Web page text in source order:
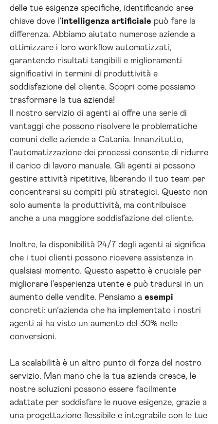
delle tue esigenze specifiche, identificando aree
chiave dove l’intelligenza artificiale può fare la
differenza. Abbiamo aiutato numerose aziende a
ottimizzare i loro workflow automatizzati,
garantendo risultati tangibili e miglioramenti
significativi in termini di produttività e
soddisfazione del cliente. Scopri come possiamo
trasformare la tua azienda!
Il nostro servizio di agenti ai offre una serie di
vantaggi che possono risolvere le problematiche
comuni delle aziende a Catania. Innanzitutto,
l’automatizzazione dei processi consente di ridurre
il carico di lavoro manuale. Gli agenti ai possono
gestire attività ripetitive, liberando il tuo team per
concentrarsi su compiti più strategici. Questo non
solo aumenta la produttività, ma contribuisce
anche a una maggiore soddisfazione del cliente.
Inoltre, la disponibilità 24/7 degli agenti ai significa
che i tuoi clienti possono ricevere assistenza in
qualsiasi momento. Questo aspetto è cruciale per
migliorare l’esperienza utente e può tradursi in un
aumento delle vendite. Pensiamo a esempi
concreti: un’azienda che ha implementato i nostri
agenti ai ha visto un aumento del 30% nelle
conversioni.
La scalabilità è un altro punto di forza del nostro
servizio. Man mano che la tua azienda cresce, le
nostre soluzioni possono essere facilmente
adattate per soddisfare le nuove esigenze, grazie a
una progettazione flessibile e integrabile con le tue